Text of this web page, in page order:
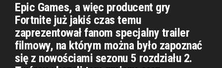
Epic Games, a więc producent gry
Fortnite już jakiś czas temu
zaprezentował fanom specjalny trailer
filmowy, na którym można było zapoznać
się z nowościami sezonu 5 rozdziału 2.